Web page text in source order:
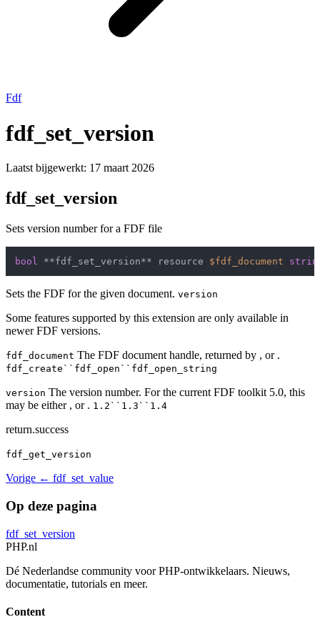
Fdf
fdf_set_version
Laatst bijgewerkt: 17 maart 2026
fdf_set_version
Sets version number for a FDF file
bool **fdf_set_version** resource $fdf_document
Sets the FDF for the given document. version
Some features supported by this extension are only available in
newer FDF versions.
fdf_document The FDF document handle, returned by , or .
fdf_create``fdf_open``fdf_open_string
version The version number. For the current FDF toolkit 5.0, this
may be either , or . 1.2``1.3``1.4
return.success
fdf_get_version
Vorige ← fdf_set_value
Op deze pagina
fdf_set_version
PHP.nl
Dé Nederlandse community voor PHP-ontwikkelaars. Nieuws,
documentatie, tutorials en meer.
Content